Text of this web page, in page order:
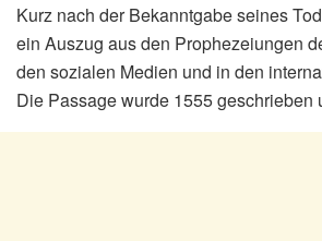
Kurz nach der Bekanntgabe seines
ein Auszug aus den Prophezeiungen
den sozialen Medien und in den
Die Passage wurde 1555 geschrieben